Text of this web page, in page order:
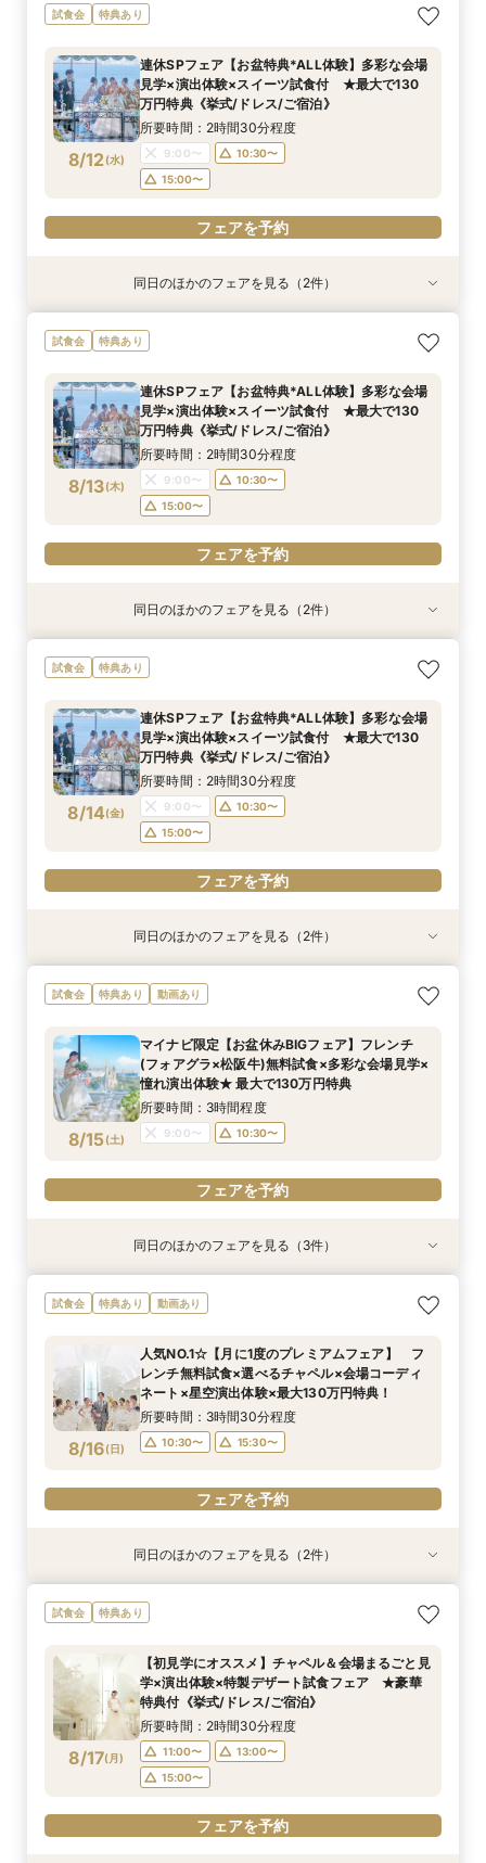
8/11(火)
【しっかりお見積り比較×何でも相談】安心ブラ
イダル相談会 ★豪華特典付（挙式/ドレス/ご宿
所要時間：2時間30分程度
11:00〜
13:00〜
15:00〜
フェアを予約
8/11(火)
【最短1ヶ月の準備OK☆】少人数ウエディング相
談フェア（10名/57万円～）
11:00〜 15:00〜
フェアを予約
試食会 特典あり
8/12(水)
連休SPフェア【お盆特典*ALL体験】多彩な会場
見学×演出体験×スイーツ試食付 ★最大で130
万円特典《挙式/ドレス/ご宿泊》
所要時間：2時間30分程度
9:00〜
10:30〜
15:00〜
フェアを予約
特典あり
8/12(水)
【しっかりお見積り比較×何でも相談】安心ブラ
イダル相談会 ★豪華特典付（挙式/ドレス/ご宿
所要時間：2時間30分程度
11:00〜
13:00〜
15:00〜
フェアを予約
特典あり
8/12(水)
【最短1ヶ月の準備OK☆】少人数ウエディング相
談フェア（10名/57万円～）
11:00〜 15:00〜
フェアを予約
同日のほかのフェアを見る（2件）
試食会 特典あり
8/13(木)
連休SPフェア【お盆特典*ALL体験】多彩な会場
見学×演出体験×スイーツ試食付 ★最大で130
万円特典《挙式/ドレス/ご宿泊》
所要時間：2時間30分程度
9:00〜
10:30〜
15:00〜
フェアを予約
特典あり
8/13(木)
【しっかりお見積り比較×何でも相談】安心ブラ
イダル相談会 ★豪華特典付（挙式/ドレス/ご宿
所要時間：2時間30分程度
11:00〜
13:00〜
15:00〜
フェアを予約
特典あり
8/13(木)
【最短1ヶ月の準備OK☆】少人数ウエディング相
談フェア（10名/57万円～）
11:00〜 15:00〜
フェアを予約
同日のほかのフェアを見る（2件）
試食会 特典あり
8/14(金)
連休SPフェア【お盆特典*ALL体験】多彩な会場
見学×演出体験×スイーツ試食付 ★最大で130
万円特典《挙式/ドレス/ご宿泊》
所要時間：2時間30分程度
9:00〜
10:30〜
15:00〜
フェアを予約
特典あり
8/14(金)
【しっかりお見積り比較×何でも相談】安心ブラ
イダル相談会 ★豪華特典付（挙式/ドレス/ご宿
所要時間：2時間30分程度
11:00〜
13:00〜
15:00〜
特典あり
8/14(金)
【最短1ヶ月の準備OK☆】少人数ウエディング相
談フェア（10名/57万円～）
11:00〜 15:00〜
フェアを予約
同日のほかのフェアを見る（2件）
試食会 特典あり 動画あり
8/15(土)
マイナビ限定【お盆休みBIGフェア】フレンチ
(フォアグラ×松阪牛)無料試食×多彩な会場見学×
憧れ演出体験★ 最大で130万円特典
所要時間：3時間程度
9:00〜 10:30〜
フェアを予約
特典あり
8/15( 土 )
連休SPフェア【お盆特典*ALL体験】多彩な会場
見学×演出体験×スイーツ試食付 ★最大で130
所要時間：2時間30分程度
9:00〜
10:30〜
15:00〜
特典あり
8/15( 土 )
【しっかりお見積り比較×何でも相談】安心ブラ
イダル相談会 ★豪華特典付（挙式/ドレス/ご宿
所要時間：2時間30分程度
11:00〜
13:00〜
15:00〜
特典あり
8/15( 土 )
【最短1ヶ月の準備OK☆】少人数ウエディング相
談フェア（10名/57万円～）
11:00〜 15:00〜
フェアを予約
同日のほかのフェアを見る（3件）
試食会 特典あり 動画あり
8/16(日)
人気NO.1☆【月に1度のプレミアムフェア】 フ
レンチ無料試食×選べるチャペル×会場コーディ
ネート×星空演出体験×最大130万円特典！
所要時間：3時間30分程度
10:30〜 15:30〜
フェアを予約
特典あり
8/16 (日)
【しっかりお見積り比較×何でも相談】安心ブラ
イダル相談会 ★豪華特典付（挙式/ドレス/ご宿
所要時間：2時間30分程度
11:00〜
13:00〜
15:00〜
フェアを予約
特典あり
8/16 (日)
【最短1ヶ月の準備OK☆】少人数ウエディング相
談フェア（10名/57万円～）
11:00〜 15:00〜
フェアを予約
同日のほかのフェアを見る（2件）
試食会 特典あり
8/17(月)
【初見学にオススメ】チャペル＆会場まるごと見
学×演出体験×特製デザート試食フェア ★豪華
特典付《挙式/ドレス/ご宿泊》
所要時間：2時間30分程度
11:00〜
13:00〜
15:00〜
フェアを予約